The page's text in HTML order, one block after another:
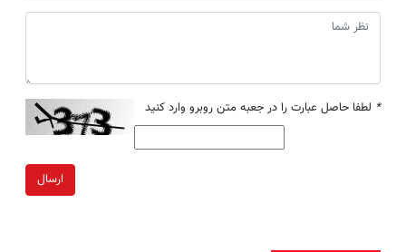
* لطفا حاصل عبارت را در جعبه متن روبرو وارد کنید
ارسال